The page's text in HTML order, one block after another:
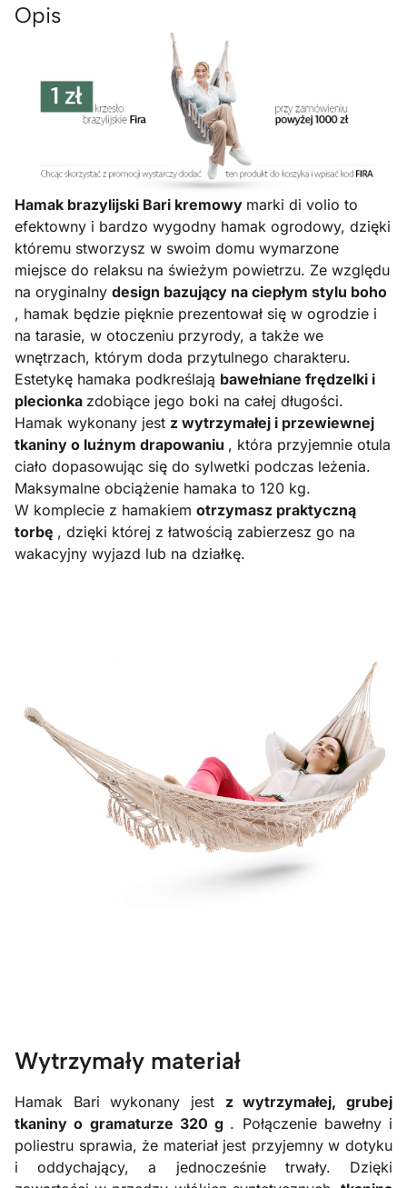
Opis
Hamak brazylijski Bari kremowy marki di volio to
efektowny i bardzo wygodny hamak ogrodowy, dzięki
któremu stworzysz w swoim domu wymarzone
miejsce do relaksu na świeżym powietrzu. Ze względu
na oryginalny design bazujący na ciepłym stylu boho
, hamak będzie pięknie prezentował się w ogrodzie i
na tarasie, w otoczeniu przyrody, a także we
wnętrzach, którym doda przytulnego charakteru.
Estetykę hamaka podkreślają bawełniane frędzelki i
plecionka zdobiące jego boki na całej długości.
Hamak wykonany jest z wytrzymałej i przewiewnej
tkaniny o luźnym drapowaniu , która przyjemnie otula
ciało dopasowując się do sylwetki podczas leżenia.
Maksymalne obciążenie hamaka to 120 kg.
W komplecie z hamakiem otrzymasz praktyczną
torbę , dzięki której z łatwością zabierzesz go na
wakacyjny wyjazd lub na działkę.
Wytrzymały materiał
Hamak Bari wykonany jest z wytrzymałej, grubej
tkaniny o gramaturze 320 g . Połączenie bawełny i
poliestru sprawia, że materiał jest przyjemny w dotyku
i oddychający, a jednocześnie trwały. Dzięki